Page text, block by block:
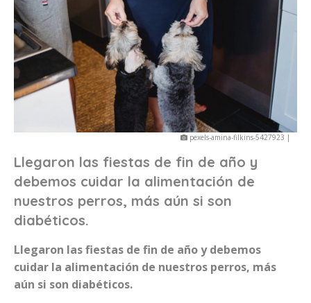
pexels-amina-filkins-5427923 |
Llegaron las fiestas de fin de año y
debemos cuidar la alimentación de
nuestros perros, más aún si son
diabéticos.
Llegaron las fiestas de fin de año y debemos
cuidar la alimentación de nuestros perros, más
aún si son diabéticos.